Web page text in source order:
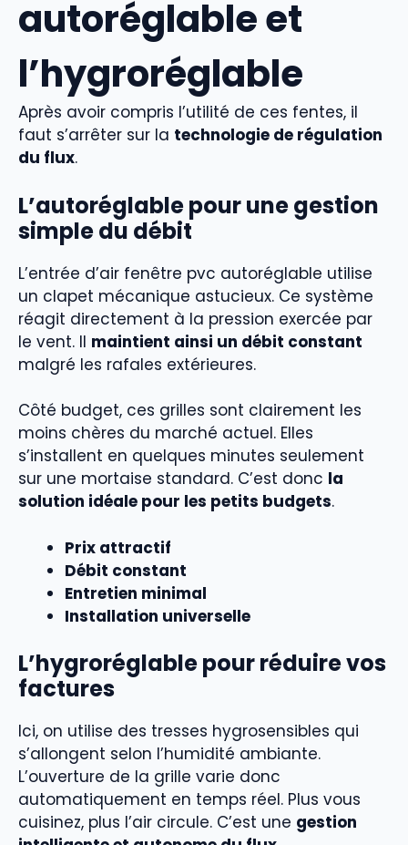
autoréglable et
l’hygroréglable
Après avoir compris l’utilité de ces fentes, il
faut s’arrêter sur la technologie de régulation
du flux.
L’autoréglable pour une gestion
simple du débit
L’entrée d’air fenêtre pvc autoréglable utilise
un clapet mécanique astucieux. Ce système
réagit directement à la pression exercée par
le vent. Il maintient ainsi un débit constant
malgré les rafales extérieures.
Côté budget, ces grilles sont clairement les
moins chères du marché actuel. Elles
s’installent en quelques minutes seulement
sur une mortaise standard. C’est donc la
solution idéale pour les petits budgets.
Prix attractif
Débit constant
Entretien minimal
Installation universelle
L’hygroréglable pour réduire vos
factures
Ici, on utilise des tresses hygrosensibles qui
s’allongent selon l’humidité ambiante.
L’ouverture de la grille varie donc
automatiquement en temps réel. Plus vous
cuisinez, plus l’air circule. C’est une gestion